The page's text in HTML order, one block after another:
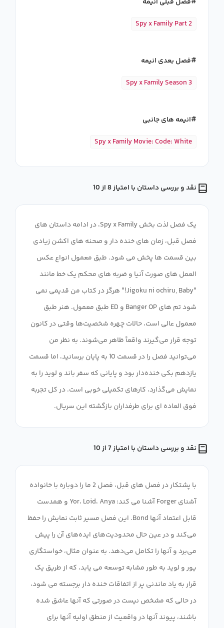
Spy x Family Part 2
فصل بعدی انیمه
Spy x Family Season 3
انیمه های جانبی
Spy x Family Movie: Code: White
نقد و بررسی داستان با امتیاز 8 از 10
یک فصل لذت بخش Spy x Family، در ادامه داستان های
فصل قبل، زمان های خنده دار و صحنه های اکشن زیادی
بین قسمت ها پخش می شود. طبق معمول انواع عکس
العمل های صورت آنیا و ضربه های محکم یک خط مانند
"Jigoku ni ochiru, Baby!" هرگز در کتاب من قدیمی نمی
شود تم های Banger OP و ED طبق معمول. هنر طبق
معمول عالی است، حالات چهره شخصیت‌ها وقتی در کانون
توجه قرار می‌گیرند واقعاً ظاهر می‌شوند. به نظر من
می‌توانید فصل را در قسمت 10 به پایان برسانید، اما قسمت
یازدهم بکی خنده‌دار بود و پایانی که سفر باند و لوید را به
نمایش می‌گذارد، کارهای تکمیلی خوبی است. در کل تجربه
فوق العاده ای برای طرفداران بازگشته این سریال.
نقد و بررسی داستان با امتیاز 7 از 10
با پشتکار در فصل های قبل، فصل 2 ما را دوباره با خانواده
آشنای Forger آشنا می کند: Yor، Loid، Anya و همدست
قابل اعتماد آنها Bond. این فصل مسیر ثابت نمایش را حفظ
می‌کند و در عین حال محدودیت‌های ایده‌های آن را پیش
می‌برد و آنها را تکامل می‌دهد. به عنوان مثال، خواستگاری
یور و لوید به طور مشابه توسعه می یابد، که از طریق یک
قرار به یاد ماندنی پر از اتفاقات خنده دار برجسته می شود،
در حالی که مشخص نیست در صورتی که آنها عاشق شده
باشند، پیوند آنها در واقعیت از منطق اولیه آنها برای